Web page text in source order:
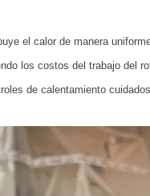
el calor de manera
los costos del trabajo del
de calentamiento